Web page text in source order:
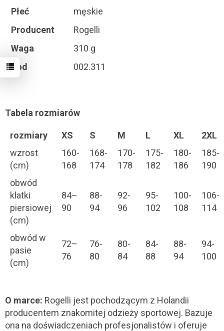
Płeć
męskie
Producent
Rogelli
Waga
310 g
Kod
002.311
Tabela rozmiarów
rozmiary XS S M L XL
2XL
wzrost
(cm)
160-
168
168-
174
170-
178
175-
182
180-
186
185-
190
obwód
klatki
piersiowej
(cm)
84–
90
88-
94
92-
96
95-
102
100-
108
106-
114
obwód w
pasie
(cm)
72–
76
76-
80
80-
84
84-
88
88-
94
94-
100
O marce: Rogelli jest pochodzącym z Holandii
producentem znakomitej odzieży sportowej. Bazuje
ona na doświadczeniach profesjonalistów i oferuje